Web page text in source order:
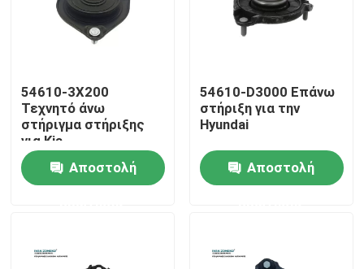
Σπίτι
Προϊόντα
54610-3X200
Τεχνητό άνω
στήριγμα στήριξης
για Kia
Αποστολή
54610-D3000 Επάνω
στήριξη για την
Hyundai
Αποστολή